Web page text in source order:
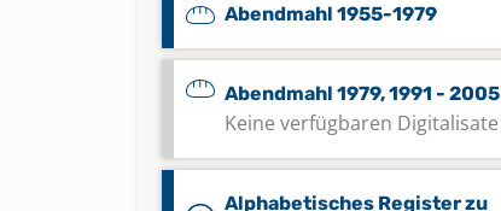
Abendmahl 1955-1979
Abendmahl 1979, 1991 - 2005
Keine verfügbaren Digitalisate
Alphabetisches Register zu